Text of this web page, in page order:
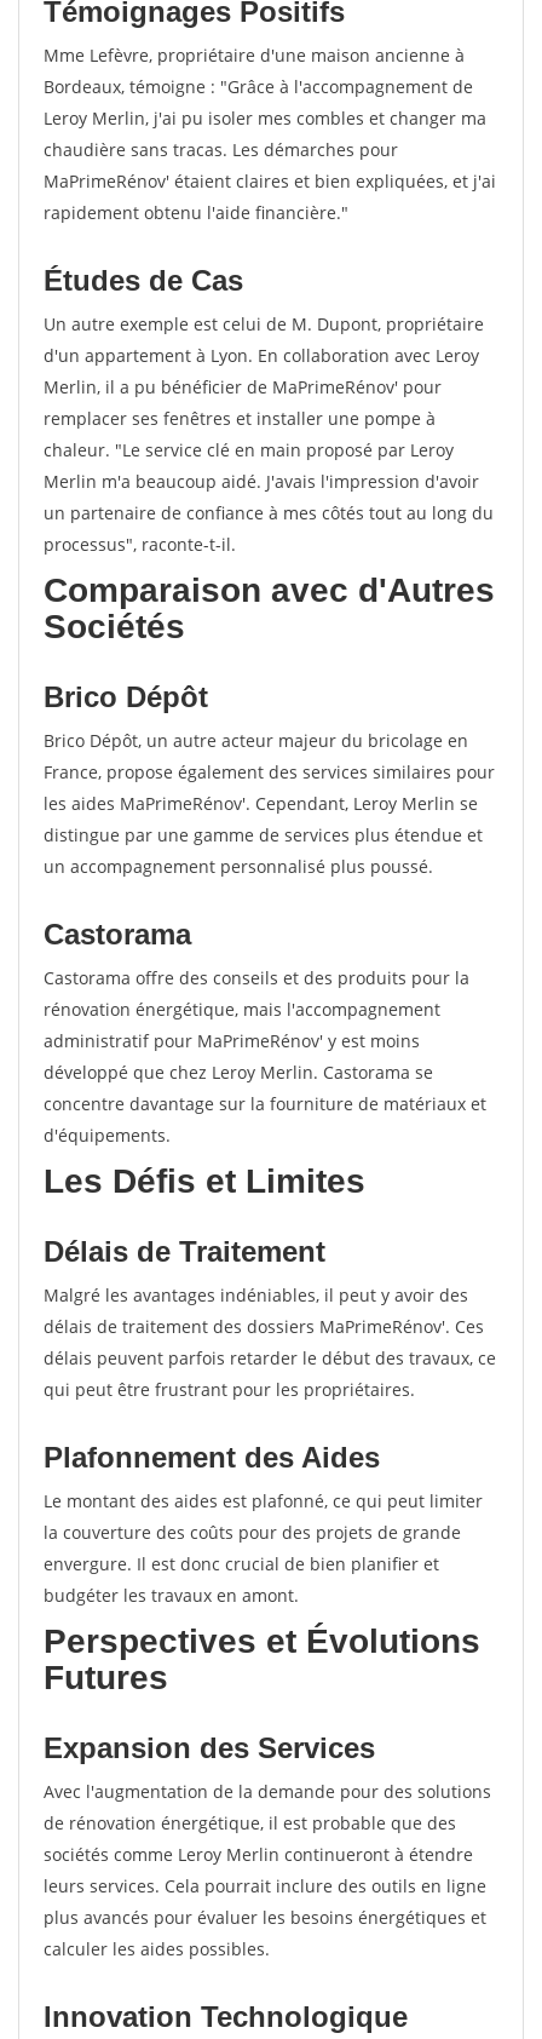
Témoignages Positifs
Mme Lefèvre, propriétaire d'une maison ancienne à
Bordeaux, témoigne : "Grâce à l'accompagnement de
Leroy Merlin, j'ai pu isoler mes combles et changer ma
chaudière sans tracas. Les démarches pour
MaPrimeRénov' étaient claires et bien expliquées, et j'ai
rapidement obtenu l'aide financière."
Études de Cas
Un autre exemple est celui de M. Dupont, propriétaire
d'un appartement à Lyon. En collaboration avec Leroy
Merlin, il a pu bénéficier de MaPrimeRénov' pour
remplacer ses fenêtres et installer une pompe à
chaleur. "Le service clé en main proposé par Leroy
Merlin m'a beaucoup aidé. J'avais l'impression d'avoir
un partenaire de confiance à mes côtés tout au long du
processus", raconte-t-il.
Comparaison avec d'Autres
Sociétés
Brico Dépôt
Brico Dépôt, un autre acteur majeur du bricolage en
France, propose également des services similaires pour
les aides MaPrimeRénov'. Cependant, Leroy Merlin se
distingue par une gamme de services plus étendue et
un accompagnement personnalisé plus poussé.
Castorama
Castorama offre des conseils et des produits pour la
rénovation énergétique, mais l'accompagnement
administratif pour MaPrimeRénov' y est moins
développé que chez Leroy Merlin. Castorama se
concentre davantage sur la fourniture de matériaux et
d'équipements.
Les Défis et Limites
Délais de Traitement
Malgré les avantages indéniables, il peut y avoir des
délais de traitement des dossiers MaPrimeRénov'. Ces
délais peuvent parfois retarder le début des travaux, ce
qui peut être frustrant pour les propriétaires.
Plafonnement des Aides
Le montant des aides est plafonné, ce qui peut limiter
la couverture des coûts pour des projets de grande
envergure. Il est donc crucial de bien planifier et
budgéter les travaux en amont.
Perspectives et Évolutions
Futures
Expansion des Services
Avec l'augmentation de la demande pour des solutions
de rénovation énergétique, il est probable que des
sociétés comme Leroy Merlin continueront à étendre
leurs services. Cela pourrait inclure des outils en ligne
plus avancés pour évaluer les besoins énergétiques et
calculer les aides possibles.
Innovation Technologique